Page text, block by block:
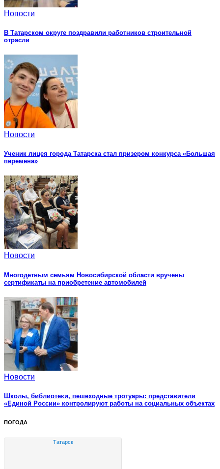
Новости
В Татарском округе поздравили работников строительной
отрасли
Новости
Ученик лицея города Татарска стал призером конкурса «Большая
перемена»
Новости
Многодетным семьям Новосибирской области вручены
сертификаты на приобретение автомобилей
Новости
Школы, библиотеки, пешеходные тротуары: представители
«Единой России» контролируют работы на социальных объектах
ПОГОДА
Татарск